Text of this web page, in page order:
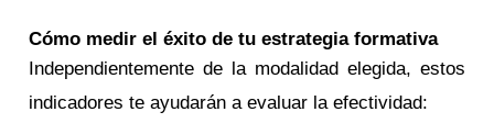
Cómo medir el éxito de tu estrategia formativa
Independientemente de la modalidad elegida, estos
indicadores te ayudarán a evaluar la efectividad: